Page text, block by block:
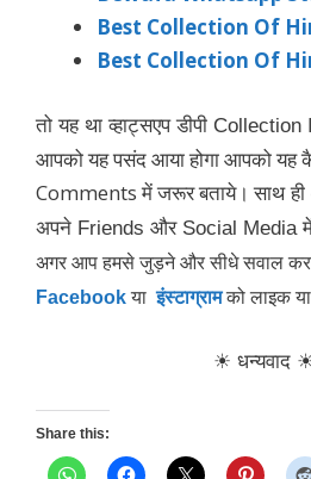
Best Collection Of
Best Collection Of
तो यह था व्हाट्सएप डीपी
आपको यह पसंद आया होगा आपको यह
Comments में जरूर बताये।साथ
अपने Friends और Social Media
अगर आप हमसे जुड़ने और सीधे सवाल
Facebookयाइंस्टाग्राम को लाइक
☀ धन्यवाद
Share this: